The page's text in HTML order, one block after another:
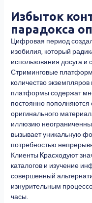
Избыток
парадокса
Цифровая период
изобилия, который
использования досуга
Стриминговые
количество
платформы содержат
постоянно
оригинального
иллюзию
вызывает уникальную
потребностью
Клиенты Kрасходуют
каталогов и изучение
совершенный
изнурительным
часы.